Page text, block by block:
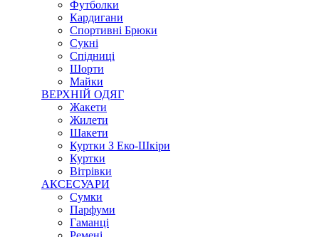
Футболки
Кардигани
Спортивні Брюки
Сукні
Спідниці
Шорти
Майки
ВЕРХНІЙ ОДЯГ
Жакети
Жилети
Шакети
Куртки З Еко-Шкіри
Куртки
Вітрівки
АКСЕСУАРИ
Сумки
Парфуми
Гаманці